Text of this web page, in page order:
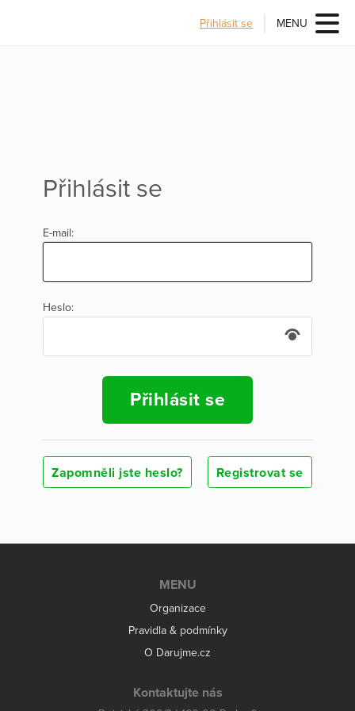
Přihlásit se MENU
Přihlásit se
E-mail:
Heslo:
Přihlásit se
Zapomněli jste heslo? Registrovat se
MENU
Organizace
Pravidla & podmínky
O Darujme.cz
Kontaktujte nás